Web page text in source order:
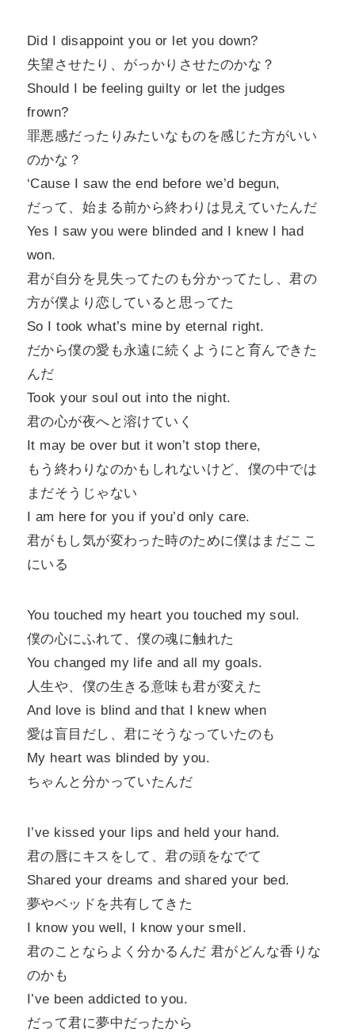
Did I disappoint you or let you down?
失望させたり、がっかりさせたのかな？
Should I be feeling guilty or let the judges
frown?
罪悪感だったりみたいなものを感じた方がいい
のかな？
‘Cause I saw the end before we’d begun,
だって、始まる前から終わりは見えていたんだ
Yes I saw you were blinded and I knew I had
won.
君が自分を見失ってたのも分かってたし、君の
方が僕より恋していると思ってた
So I took what’s mine by eternal right.
だから僕の愛も永遠に続くようにと育んできた
んだ
Took your soul out into the night.
君の心が夜へと溶けていく
It may be over but it won’t stop there,
もう終わりなのかもしれないけど、僕の中では
まだそうじゃない
I am here for you if you’d only care.
君がもし気が変わった時のために僕はまだここ
にいる
You touched my heart you touched my soul.
僕の心にふれて、僕の魂に触れた
You changed my life and all my goals.
人生や、僕の生きる意味も君が変えた
And love is blind and that I knew when
愛は盲目だし、君にそうなっていたのも
My heart was blinded by you.
ちゃんと分かっていたんだ
I’ve kissed your lips and held your hand.
君の唇にキスをして、君の頭をなでて
Shared your dreams and shared your bed.
夢やベッドを共有してきた
I know you well, I know your smell.
君のことならよく分かるんだ 君がどんな香りな
のかも
I’ve been addicted to you.
だって君に夢中だったから